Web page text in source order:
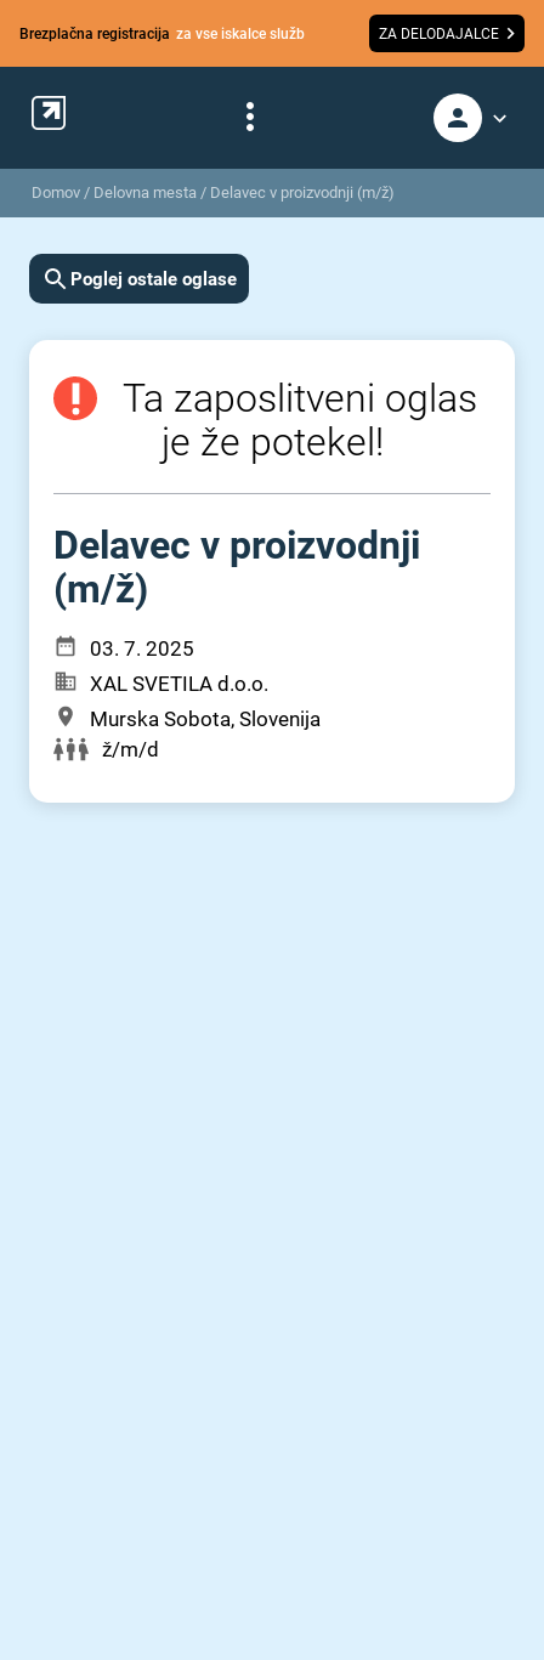
Brezplačna registracija za vse iskalce služb ZA DELODAJALCE
Domov / Delovna mesta / Delavec v proizvodnji (m/ž)
Poglej ostale oglase
Ta zaposlitveni oglas
je že potekel!
Delavec v proizvodnji
(m⁠/⁠ž)
03. 7. 2025
XAL SVETILA d.o.o.
Murska Sobota, Slovenija
ž/m/d